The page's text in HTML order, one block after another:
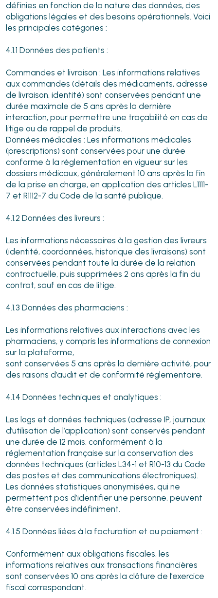
définies en fonction de la nature des données, des
obligations légales et des besoins opérationnels. Voici
les principales catégories :
4.1.1 Données des patients :
Commandes et livraison : Les informations relatives
aux commandes (détails des médicaments, adresse
de livraison, identité) sont conservées pendant une
durée maximale de 5 ans après la dernière
interaction, pour permettre une traçabilité en cas de
litige ou de rappel de produits.
Données médicales : Les informations médicales
(prescriptions) sont conservées pour une durée
conforme à la réglementation en vigueur sur les
dossiers médicaux, généralement 10 ans après la fin
de la prise en charge, en application des articles L1111-
7 et R1112-7 du Code de la santé publique.
4.1.2 Données des livreurs :
Les informations nécessaires à la gestion des livreurs
(identité, coordonnées, historique des livraisons) sont
conservées pendant toute la durée de la relation
contractuelle, puis supprimées 2 ans après la fin du
contrat, sauf en cas de litige.
4.1.3 Données des pharmaciens :
Les informations relatives aux interactions avec les
pharmaciens, y compris les informations de connexion
sur la plateforme,
sont conservées 5 ans après la dernière activité, pour
des raisons d’audit et de conformité réglementaire.
4.1.4 Données techniques et analytiques :
Les logs et données techniques (adresse IP, journaux
d’utilisation de l’application) sont conservés pendant
une durée de 12 mois, conformément à la
réglementation française sur la conservation des
données techniques (articles L34-1 et R10-13 du Code
des postes et des communications électroniques).
Les données statistiques anonymisées, qui ne
permettent pas d’identifier une personne, peuvent
être conservées indéfiniment.
4.1.5 Données liées à la facturation et au paiement :
Conformément aux obligations fiscales, les
informations relatives aux transactions financières
sont conservées 10 ans après la clôture de l’exercice
fiscal correspondant.